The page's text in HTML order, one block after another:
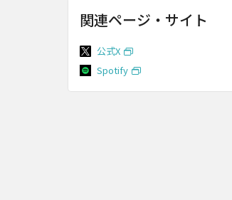
関連ページ・サイト
公式X
Spotify